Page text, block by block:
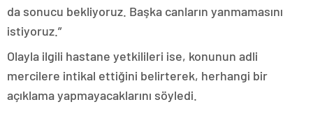
da sonucu bekliyoruz. Başka canların yanmamasını
istiyoruz.”
Olayla ilgili hastane yetkilileri ise, konunun adli
mercilere intikal ettiğini belirterek, herhangi bir
açıklama yapmayacaklarını söyledi.